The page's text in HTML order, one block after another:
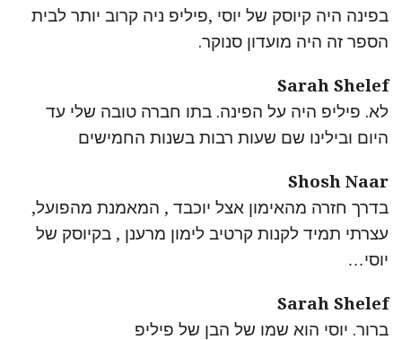
בפינה היה קיוסק של יוסי ,פיליפ ניה קרוב יותר לבית
הספר זה היה מועדון סנוקר.
Sarah Shelef
לא. פיליפ היה על הפינה. בתו חברה טובה שלי עד
היום ובילינו שם שעות רבות בשנות החמישים
Shosh Naar
בדרך חזרה מהאימון אצל יוכבד , המאמנת מהפועל,
עצרתי תמיד לקנות קרטיב לימון מרענן , בקיוסק של
יוסי…
Sarah Shelef
ברור. יוסי הוא שמו של הבן של פיליפ